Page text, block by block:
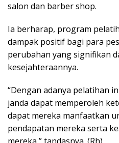
salon dan barber shop.
Ia berharap, program
dampak positif bagi para
perubahan yang signifikan
kesejahteraannya.
“Dengan adanya pelatihan
janda dapat memperoleh
dapat mereka manfaatkan
pendapatan mereka serta